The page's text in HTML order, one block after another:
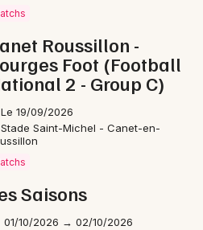
Roussillon -
Foot (Football
2 - Group C)
Le 19/09/2026
Stade Saint-Michel - Canet-en-
Saisons
01/10/2026 → 02/10/2026